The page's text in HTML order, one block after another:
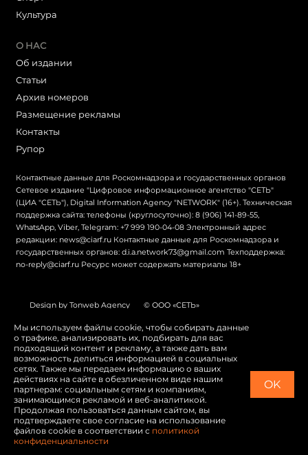
Культура
О НАС
Об издании
Статьи
Архив номеров
Размещение рекламы
Контакты
Рупор
Контактные данные для Роскомнадзора и государственных органов
Сетевое издание "Цифровое информационное агентство "СЕТЬ"
(ЦИА "СЕТЬ"), Digital Information Agency "NETWORK" (16+). Техническая
поддержка сайта: телефоны (круглосуточно): 8 (906) 141-89-55,
WhatsApp, Viber, Telegram: +7 999 190-04-08 Электронный адрес
редакции: news@ciarf.ru Контактные данные для Роскомнадзора и
государственных органов: d.i.a.network73@gmail.com Техподдержка:
no-reply@ciarf.ru Ресурс может содержать материалы 18+
Design by Tonweb Agency © ООО «СЕТЬ»
Политика конфиденциальности Карта сайта
Switch to English
Мы используем файлы cookie, чтобы собирать данные
о трафике, анализировать их, подбирать для вас
подходящий контент и рекламу, а также дать вам
возможность делиться информацией в социальных
сетях. Также мы передаем информацию о ваших
действиях на сайте в обезличенном виде нашим
партнерам: социальным сетям и компаниям,
занимающимся рекламой и веб-аналитикой.
Продолжая пользоваться данным сайтом, вы
подтверждаете свое согласие на использование
файлов cookie в соответствии с политикой
конфиденциальности
OK